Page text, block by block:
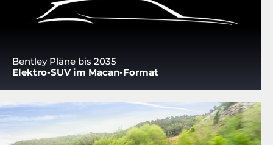
Bentley Pläne bis 2035
Elektro-SUV im Macan-Format